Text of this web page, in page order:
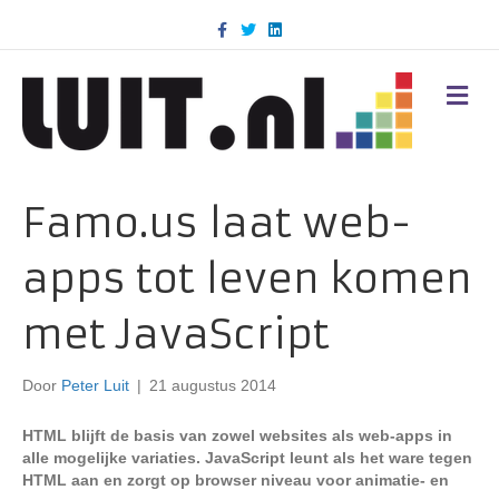
c
k
T
w
i
n
d
M
E
Famo.us laat web-
apps tot leven komen
met JavaScript
Door Peter Luit | 21 augustus 2014
HTML blijft de basis van zowel websites als web-apps in
alle mogelijke variaties. JavaScript leunt als het ware tegen
HTML aan en zorgt op browser niveau voor animatie- en